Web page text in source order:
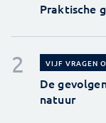
Praktische
VIJF VRAGEN
De
natuur